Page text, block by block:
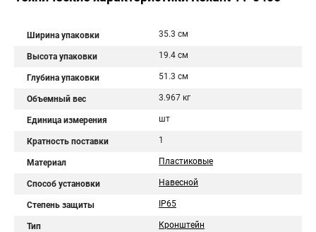
Ширина упаковки 35.3 см
Высота упаковки 19.4 см
Глубина упаковки 51.3 см
Объемный вес 3.967 кг
Единица измерения шт
Кратность поставки 1
Материал Пластиковые
Способ установки Навесной
Степень защиты IP65
Тип Кронштейн